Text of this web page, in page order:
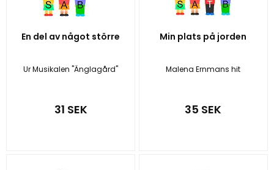
En del av något större
Ur Musikalen "Änglagård"
31 SEK
Min plats på jorden
Malena Ernmans hit
35 SEK